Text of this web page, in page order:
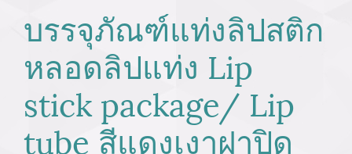
บรรจุภัณฑ์แท่งลิปสติก
หลอดลิปแท่ง Lip
stick package/ Lip
tube สีแดงเงาฝาปิด